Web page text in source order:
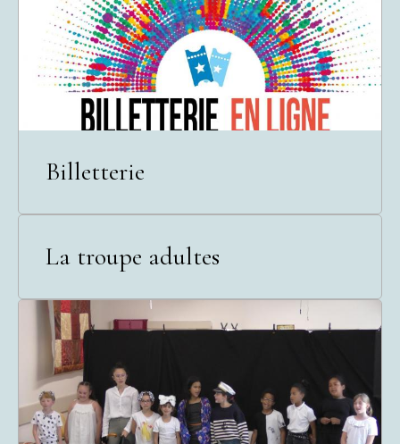
Billetterie
La troupe adultes